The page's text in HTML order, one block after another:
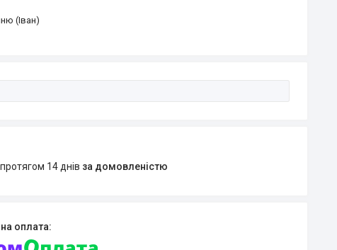
(Іван)
14 днів за домовленістю